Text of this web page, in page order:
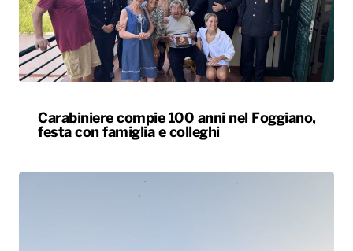
Carabiniere compie 100 anni nel Foggiano,
festa con famiglia e colleghi